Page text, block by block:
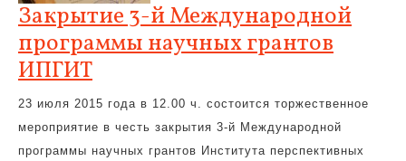
Закрытие 3-й Международной
программы научных грантов
ИПГИТ
23 июля 2015 года в 12.00 ч. состоится торжественное
мероприятие в честь закрытия 3-й Международной
программы научных грантов Института перспективных